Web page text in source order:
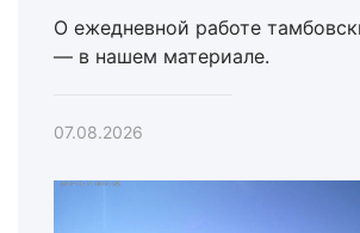
О ежедневной работе
— в нашем материале.
07.08.2026